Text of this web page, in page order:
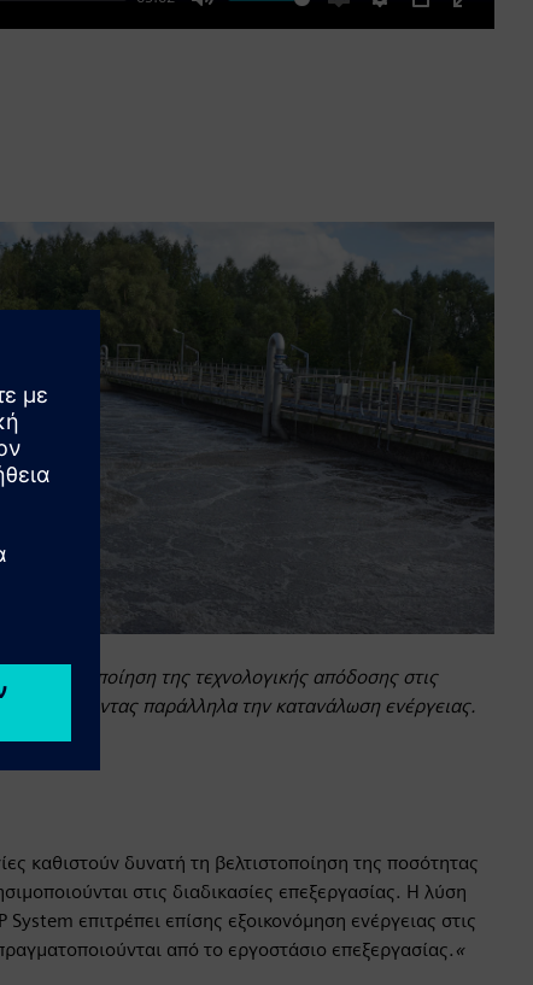
Mute
EnableSettings
PIP
Enter
τη μεγιστοποίηση της τεχνολογικής απόδοσης στις
μειώνοντας παράλληλα την κατανάλωση ενέργειας.
καθιστούν δυνατή τη βελτιστοποίηση της ποσότητας
στις διαδικασίες επεξεργασίας. Η λύση
επιτρέπει επίσης εξοικονόμηση ενέργειας στις
από το εργοστάσιο επεξεργασίας. «